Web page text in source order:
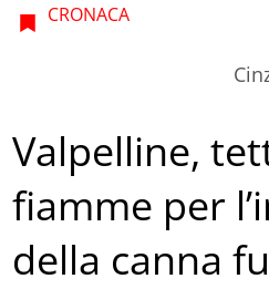
CRONACA
Valpelline,
fiamme per
della canna